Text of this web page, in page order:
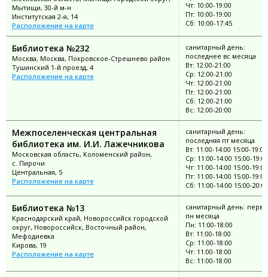
Мытищи, 30-й м-н
Институтская 2-я, 14
Расположение на карте
Чт: 10:00-19:00
Пт: 10:00-19:00
Сб: 10:00-17:45
Библиотека №232
Москва, Москва, Покровское-Стрешнево район
Тушинский 1-й проезд, 4
Расположение на карте
санитарный день:
последнее вс месяца
Вт: 12:00-21:00
Ср: 12:00-21:00
Чт: 12:00-21:00
Пт: 12:00-21:00
Сб: 12:00-21:00
Вс: 12:00-20:00
Межпоселенческая центральная
библиотека им. И.И. Лажечникова
Московская область, Коломенский район,
с. Пирочи
Центральная, 5
Расположение на карте
санитарный день:
последняя пт месяца
Вт: 11:00-14:00 15:00-19:00
Ср: 11:00-14:00 15:00-19:00
Чт: 11:00-14:00 15:00-19:00
Пт: 11:00-14:00 15:00-19:00
Сб: 11:00-14:00 15:00-20:00
Библиотека №13
Краснодарский край, Новороссийск городской
округ, Новороссийск, Восточный район,
Мефодиевка
Кирова, 19
Расположение на карте
санитарный день:
пн месяца
Пн: 11:00-18:00
Вт: 11:00-18:00
Ср: 11:00-18:00
Чт: 11:00-18:00
Вс: 11:00-18:00